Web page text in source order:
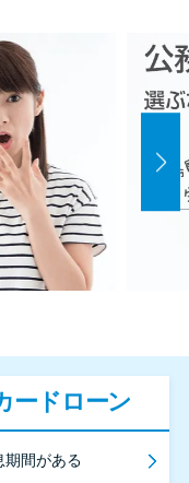
ードローン
期間がある